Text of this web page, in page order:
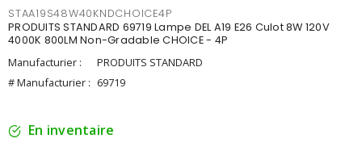
STAA19S48W40KNDCHOICE4P
PRODUITS STANDARD 69719 Lampe DEL A19 E26 Culot 8W 120V
4000K 800LM Non-Gradable CHOICE - 4P
Manufacturier :
PRODUITS STANDARD
# Manufacturier : 69719
En inventaire